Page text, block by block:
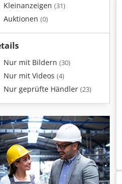
Kleinanzeigen (31)
Auktionen (0)
Nur mit Bildern (30)
Nur mit Videos (4)
Nur geprüfte Händler (23)